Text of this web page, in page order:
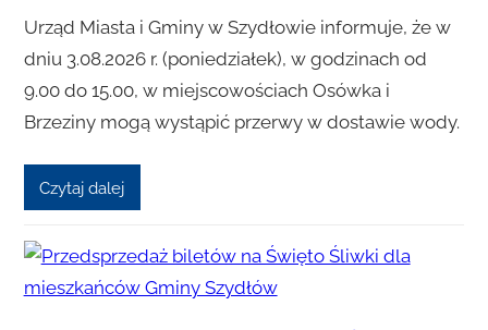
Urząd Miasta i Gminy w Szydłowie informuje, że w
dniu 3.08.2026 r. (poniedziałek), w godzinach od
9.00 do 15.00, w miejscowościach Osówka i
Brzeziny mogą wystąpić przerwy w dostawie wody.
Czytaj dalej